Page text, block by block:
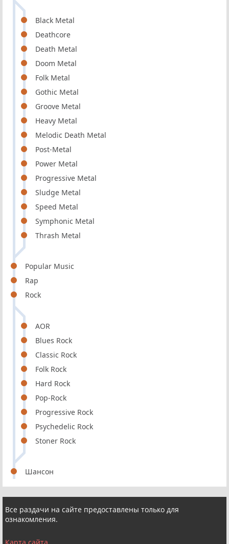
Black Metal
Deathcore
Death Metal
Doom Metal
Folk Metal
Gothic Metal
Groove Metal
Heavy Metal
Melodic Death Metal
Post-Metal
Power Metal
Progressive Metal
Sludge Metal
Speed Metal
Symphonic Metal
Thrash Metal
Popular Music
Rap
Rock
AOR
Blues Rock
Classic Rock
Folk Rock
Hard Rock
Pop-Rock
Progressive Rock
Psychedelic Rock
Stoner Rock
Шансон
Все раздачи на сайте предоставлены только для
ознакомления.